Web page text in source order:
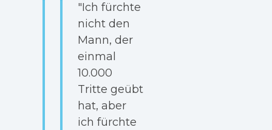
"Ich fürchte
nicht den
Mann, der
einmal
10.000
Tritte geübt
hat, aber
ich fürchte